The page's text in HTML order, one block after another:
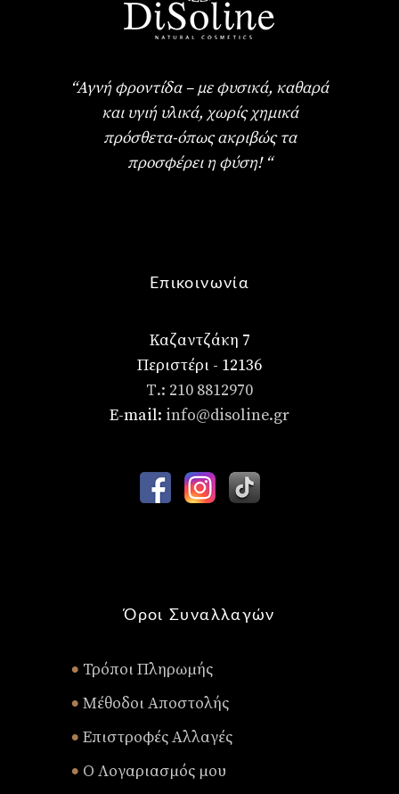
“Αγνή φροντίδα – με φυσικά, καθαρά
και υγιή υλικά, χωρίς χημικά
πρόσθετα-όπως ακριβώς τα
προσφέρει η φύση! “
Επικοινωνία
Καζαντζάκη 7
Περιστέρι - 12136
Τ.: 210 8812970
E-mail: info@disoline.gr
Όροι Συναλλαγών
• Τρόποι Πληρωμής
• Μέθοδοι Αποστολής
• Επιστροφές Αλλαγές
• Ο Λογαριασμός μου